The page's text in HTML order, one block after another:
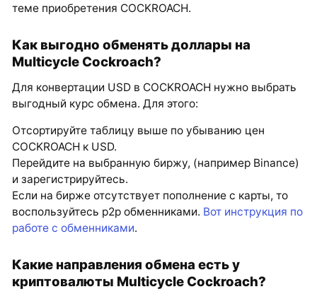
теме приобретения COCKROACH.
Как выгодно обменять доллары на
Multicycle Cockroach?
Для конвертации USD в COCKROACH нужно выбрать
выгодный курс обмена. Для этого:
Отсортируйте таблицу выше по убыванию цен
COCKROACH к USD.
Перейдите на выбранную биржу, (например Binance)
и зарегистрируйтесь.
Если на бирже отсутствует пополнение с карты, то
воспользуйтесь p2p обменниками. Вот инструкция по
работе с обменниками.
Какие направления обмена есть у
криптовалюты Multicycle Cockroach?